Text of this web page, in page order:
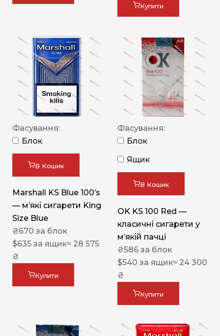
Купити
Фасування:
Блок
В Кошик
Marshall KS Blue 100’s
— м’які сигарети King
Size Blue
₴670 за блок
$635 за ящик≈ 28 575
₴
Купити
Фасування:
Блок
Ящик
В Кошик
OK KS 100 Red —
класичні сигарети у
м’якій пачці
₴586 за блок
$540 за ящик≈ 24 300
₴
Купити